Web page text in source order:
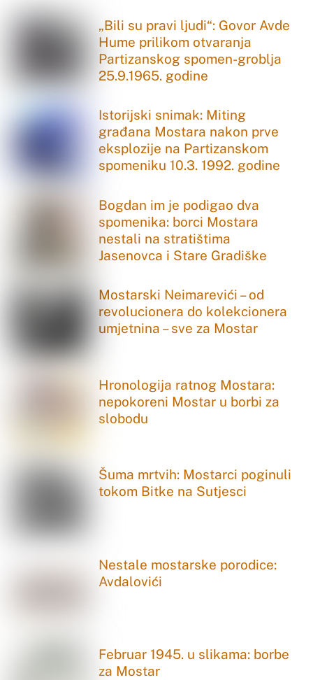
„Bili su pravi ljudi“: Govor Avde
Hume prilikom otvaranja
Partizanskog spomen-groblja
25.9.1965. godine
Istorijski snimak: Miting
građana Mostara nakon prve
eksplozije na Partizanskom
spomeniku 10.3. 1992. godine
Bogdan im je podigao dva
spomenika: borci Mostara
nestali na stratištima
Jasenovca i Stare Gradiške
Mostarski Neimarevići – od
revolucionera do kolekcionera
umjetnina – sve za Mostar
Hronologija ratnog Mostara:
nepokoreni Mostar u borbi za
slobodu
Šuma mrtvih: Mostarci poginuli
tokom Bitke na Sutjesci
Nestale mostarske porodice:
Avdalovići
Februar 1945. u slikama: borbe
za Mostar